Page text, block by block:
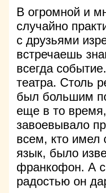
В огромной и
случайно
с друзьями
встречаешь
всегда
театра. Столь
был большим
еще в то
завоевывало
всем, кто имел
язык, было
франкофон. А с
радостью он